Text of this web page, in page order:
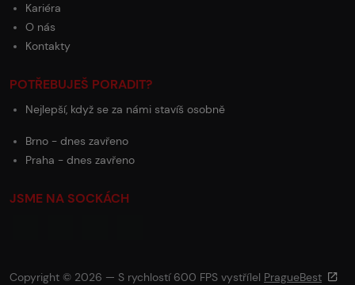
Kariéra
O nás
Kontakty
POTŘEBUJEŠ PORADIT?
Nejlepší, když se za námi stavíš osobně
Brno - dnes zavřeno
Praha - dnes zavřeno
JSME NA SOCKÁCH
Copyright © 2026 — S rychlostí 600 FPS vystřílel PragueBest